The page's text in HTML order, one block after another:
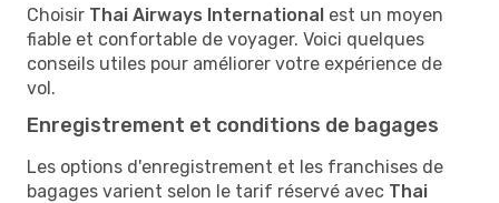
Choisir Thai Airways International est un moyen
fiable et confortable de voyager. Voici quelques
conseils utiles pour améliorer votre expérience de
vol.
Enregistrement et conditions de bagages
Les options d'enregistrement et les franchises de
bagages varient selon le tarif réservé avec Thai